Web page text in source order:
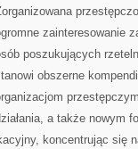
zainteresowanie
poszukujących
obszerne
a także nowym
koncentrując się